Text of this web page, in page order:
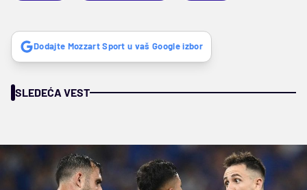
Dodajte Mozzart Sport u vaš Google izbor
SLEDEĆA VEST